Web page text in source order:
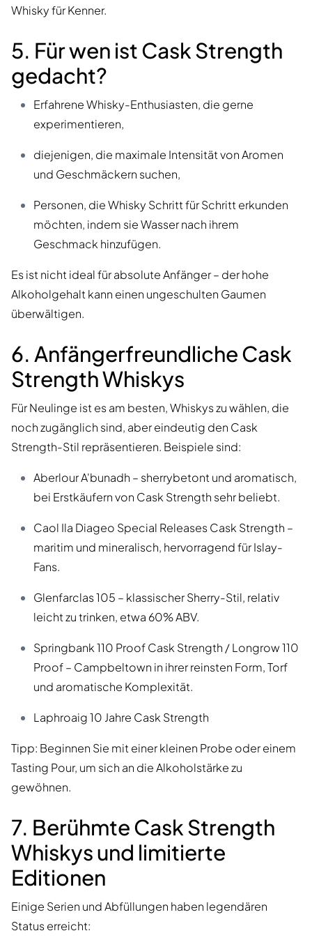
Whisky für Kenner.
5. Für wen ist Cask Strength
gedacht?
Erfahrene Whisky-Enthusiasten, die gerne
experimentieren,
diejenigen, die maximale Intensität von Aromen
und Geschmäckern suchen,
Personen, die Whisky Schritt für Schritt erkunden
möchten, indem sie Wasser nach ihrem
Geschmack hinzufügen.
Es ist nicht ideal für absolute Anfänger – der hohe
Alkoholgehalt kann einen ungeschulten Gaumen
überwältigen.
6. Anfängerfreundliche Cask
Strength Whiskys
Für Neulinge ist es am besten, Whiskys zu wählen, die
noch zugänglich sind, aber eindeutig den Cask
Strength-Stil repräsentieren. Beispiele sind:
Aberlour A'bunadh – sherrybetont und aromatisch,
bei Erstkäufern von Cask Strength sehr beliebt.
Caol Ila Diageo Special Releases Cask Strength –
maritim und mineralisch, hervorragend für Islay-
Fans.
Glenfarclas 105 – klassischer Sherry-Stil, relativ
leicht zu trinken, etwa 60% ABV.
Springbank 110 Proof Cask Strength / Longrow 110
Proof – Campbeltown in ihrer reinsten Form, Torf
und aromatische Komplexität.
Laphroaig 10 Jahre Cask Strength
Tipp: Beginnen Sie mit einer kleinen Probe oder einem
Tasting Pour, um sich an die Alkoholstärke zu
gewöhnen.
7. Berühmte Cask Strength
Whiskys und limitierte
Editionen
Einige Serien und Abfüllungen haben legendären
Status erreicht: